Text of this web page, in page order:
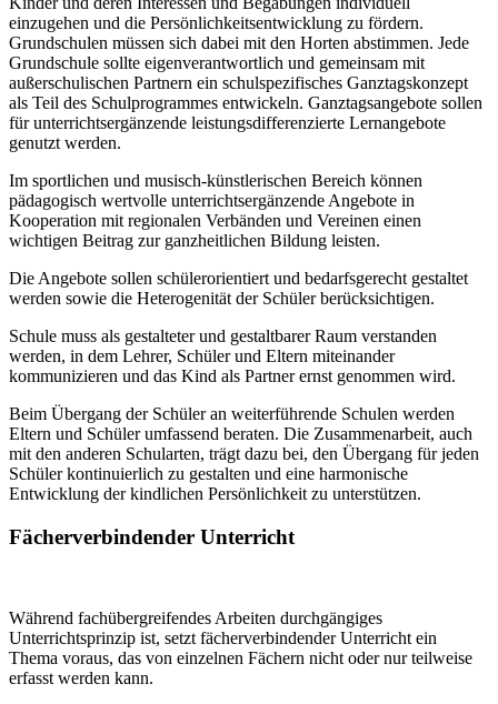
einzugehen und die Persönlichkeitsentwicklung zu fördern.
Grundschulen müssen sich dabei mit den Horten abstimmen. Jede
Grundschule sollte eigenverantwortlich und gemeinsam mit
außerschulischen Partnern ein schulspezifisches Ganztagskonzept
als Teil des Schulprogrammes entwickeln. Ganztagsangebote sollen
für unterrichtsergänzende leistungsdifferenzierte Lernangebote
genutzt werden.
Im sportlichen und musisch-künstlerischen Bereich können
pädagogisch wertvolle unterrichtsergänzende Angebote in
Kooperation mit regionalen Verbänden und Vereinen einen
wichtigen Beitrag zur ganzheitlichen Bildung leisten.
Die Angebote sollen schülerorientiert und bedarfsgerecht gestaltet
werden sowie die Heterogenität der Schüler berücksichtigen.
Schule muss als gestalteter und gestaltbarer Raum verstanden
werden, in dem Lehrer, Schüler und Eltern miteinander
kommunizieren und das Kind als Partner ernst genommen wird.
Beim Übergang der Schüler an weiterführende Schulen werden
Eltern und Schüler umfassend beraten. Die Zusammenarbeit, auch
mit den anderen Schularten, trägt dazu bei, den Übergang für jeden
Schüler kontinuierlich zu gestalten und eine harmonische
Entwicklung der kindlichen Persönlichkeit zu unterstützen.
Fächerverbindender Unterricht
Während fachübergreifendes Arbeiten durchgängiges
Unterrichtsprinzip ist, setzt fächerverbindender Unterricht ein
Thema voraus, das von einzelnen Fächern nicht oder nur teilweise
erfasst werden kann.